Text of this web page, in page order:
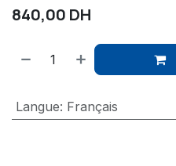
840,00 DH
Langue: Français